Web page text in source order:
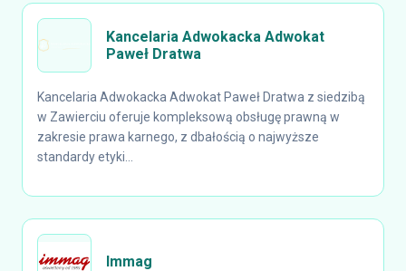
Kancelaria Adwokacka Adwokat
Paweł Dratwa
Kancelaria Adwokacka Adwokat Paweł Dratwa z siedzibą
w Zawierciu oferuje kompleksową obsługę prawną w
zakresie prawa karnego, z dbałością o najwyższe
standardy etyki...
Immag